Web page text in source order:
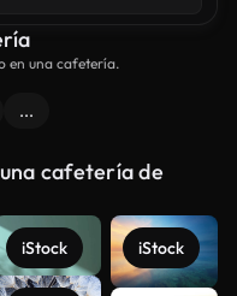
en una cafetería.
...
cafetería de
iStock iStock